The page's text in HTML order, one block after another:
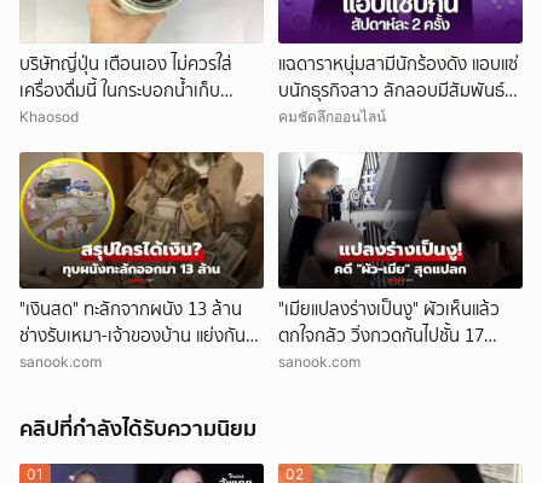
บริษัทญี่ปุ่น เตือนเอง ไม่ควรใส่
เครื่องดื่มนี้ ในกระบอกน้ำเก็บ
อุณหภูมิ เสี่ยงเสียหายง่าย
Khaosod
แฉดาราหนุ่มสามีนักร้องดัง แอบแซ่
บนักธุรกิจสาว ลักลอบมีสัมพันธ์
สัปดาห์ละ 2 ครั้ง
คมชัดลึกออนไลน์
"เงินสด" ทะลักจากผนัง 13 ล้าน
ช่างรับเหมา-เจ้าของบ้าน แย่งกัน
วุ่น สุดท้ายศาลตัดสินให้ใคร?!
sanook.com
"เมียแปลงร่างเป็นงู" ผัวเห็นแล้ว
ตกใจกลัว วิ่งกวดกันไปชั้น 17
ตร.เผยบทสรุปคดีสุดแปลก!
sanook.com
คลิปที่กำลังได้รับความนิยม
01 02